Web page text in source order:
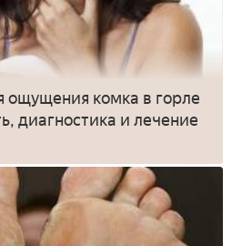
ощущения комка в горле
диагностика и лечение